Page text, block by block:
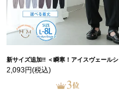
新サイズ追加!! ＜瞬寒！アイスヴェールシリーズ＞ 美脚 ジョガーパンツ 【ウェストゴム】 【ストレッチ】 | 大きいサイズの通販ならハッピーマリリン
2,093円(税込)